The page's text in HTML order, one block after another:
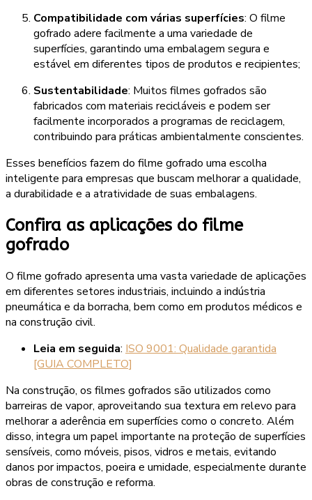
Compatibilidade com várias superfícies: O filme
gofrado adere facilmente a uma variedade de
superfícies, garantindo uma embalagem segura e
estável em diferentes tipos de produtos e recipientes;
Sustentabilidade: Muitos filmes gofrados são
fabricados com materiais recicláveis e podem ser
facilmente incorporados a programas de reciclagem,
contribuindo para práticas ambientalmente conscientes.
Esses benefícios fazem do filme gofrado uma escolha
inteligente para empresas que buscam melhorar a qualidade,
a durabilidade e a atratividade de suas embalagens.
Confira as aplicações do filme
gofrado
O filme gofrado apresenta uma vasta variedade de aplicações
em diferentes setores industriais, incluindo a indústria
pneumática e da borracha, bem como em produtos médicos e
na construção civil.
Leia em seguida: ISO 9001: Qualidade garantida
[GUIA COMPLETO]
Na construção, os filmes gofrados são utilizados como
barreiras de vapor, aproveitando sua textura em relevo para
melhorar a aderência em superfícies como o concreto. Além
disso, integra um papel importante na proteção de superfícies
sensíveis, como móveis, pisos, vidros e metais, evitando
danos por impactos, poeira e umidade, especialmente durante
obras de construção e reforma.